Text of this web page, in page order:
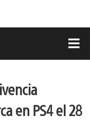
en PS4 el 28